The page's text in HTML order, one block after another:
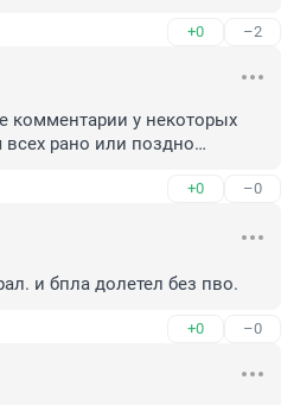
+0 –2
комментарии у некоторых
всех рано или поздно…
+0 –0
и бпла долетел без пво.
+0 –0